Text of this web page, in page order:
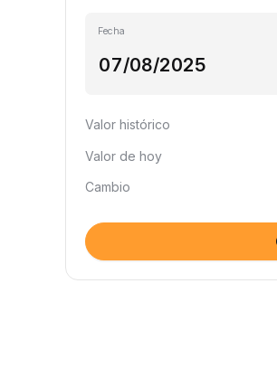
Fecha
Valor histórico
Valor de hoy
Cambio